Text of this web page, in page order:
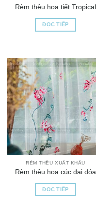
Rèm thêu họa tiết Tropical
ĐỌC TIẾP
RÈM THÊU XUẤT KHẨU
Rèm thêu hoa cúc đại đóa
ĐỌC TIẾP